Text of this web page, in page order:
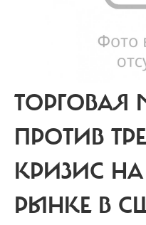
ПРОТИВ
КРИЗИС
РЫНКЕ В